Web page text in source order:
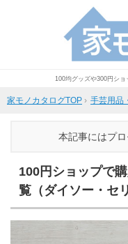
100均グッズや300円シ
家モノカタログTOP › 手芸用品
本記事にはプ
100円ショップで
覧（ダイソー・セ